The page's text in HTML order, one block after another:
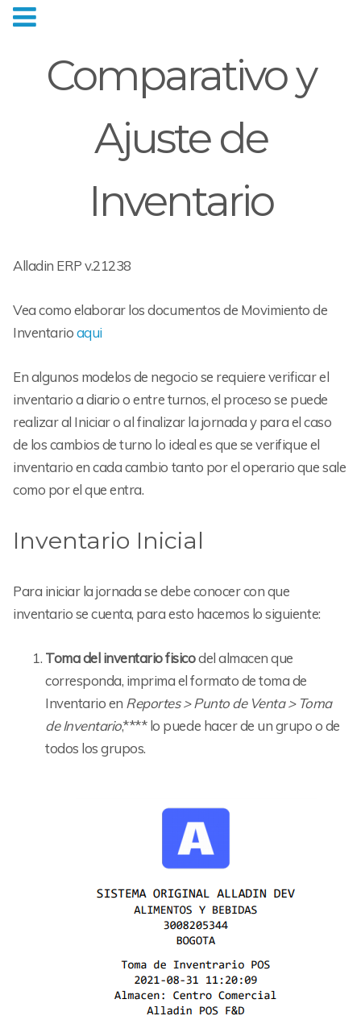
Comparativo y
Ajuste de
Inventario
Alladin ERP v.21238
Vea como elaborar los documentos de Movimiento de
Inventarioaqui
En algunos modelos de negocio se requiere verificar el
inventario a diario o entre turnos, el proceso se puede
realizar al Iniciar o al finalizar la jornada y para el caso
de los cambios de turno lo ideal es que se verifique el
inventario en cada cambio tanto por el operario que sale
como por el que entra.
Inventario Inicial
Para iniciar la jornada se debe conocer con que
inventario se cuenta, para esto hacemos lo siguiente:
Toma del inventario fisicodel almacen que
corresponda, imprima el formato de toma de
Inventario en Reportes > Punto de Venta > Toma
de Inventario,**** lo puede hacer de un grupo o de
todos los grupos.